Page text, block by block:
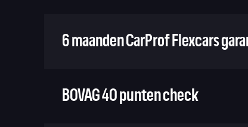
6 maanden CarProf Flexcars
BOVAG 40 punten check